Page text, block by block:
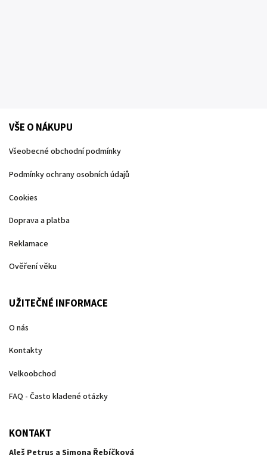
VŠE O NÁKUPU
Všeobecné obchodní podmínky
Podmínky ochrany osobních údajů
Cookies
Doprava a platba
Reklamace
Ověření věku
UŽITEČNÉ INFORMACE
O nás
Kontakty
Velkoobchod
FAQ - Často kladené otázky
KONTAKT
Aleš Petrus a Simona Řebíčková